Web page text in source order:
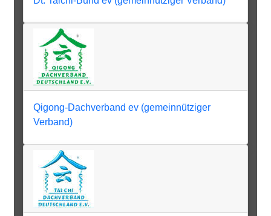
Qigong-Dachverband ev (gemeinnütziger
Verband)